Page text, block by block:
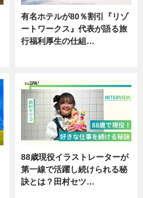
有名ホテルが80％割引『リゾ
ートワークス』代表が語る旅
行福利厚生の仕組…
88歳現役イラストレーターが
第一線で活躍し続けられる秘
訣とは？田村セツ…